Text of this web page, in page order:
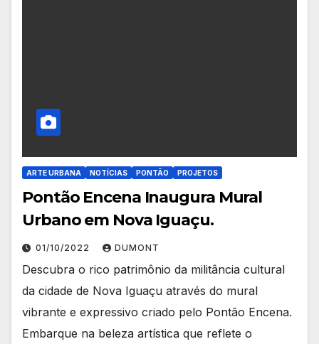
ARTE URBANA NOTÍCIAS PONTÃO PROJETOS
Pontão Encena Inaugura Mural
Urbano em Nova Iguaçu.
01/10/2022 DUMONT
Descubra o rico patrimônio da militância cultural
da cidade de Nova Iguaçu através do mural
vibrante e expressivo criado pelo Pontão Encena.
Embarque na beleza artística que reflete o